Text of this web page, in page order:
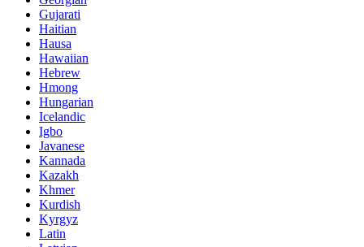
Gujarati
Haitian
Hausa
Hawaiian
Hebrew
Hmong
Hungarian
Icelandic
Igbo
Javanese
Kannada
Kazakh
Khmer
Kurdish
Kyrgyz
Latin